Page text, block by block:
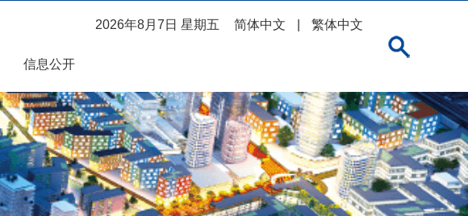
2026年8月7日 星期五 简体中文 繁体中文
信息公开